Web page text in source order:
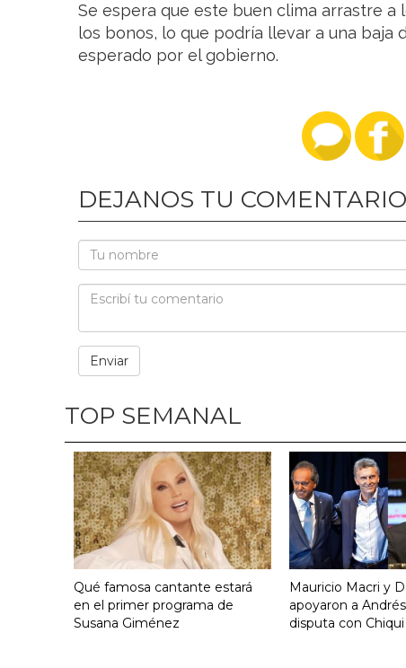
Se espera que este buen clima arrastre
los bonos, lo que podría llevar a una baja
esperado por el gobierno.
DEJANOS TU COMENTARIO
TOP SEMANAL
Qué famosa cantante estará
en el primer programa de
Susana Giménez
Mauricio Macri y
apoyaron a
disputa con Chiqui